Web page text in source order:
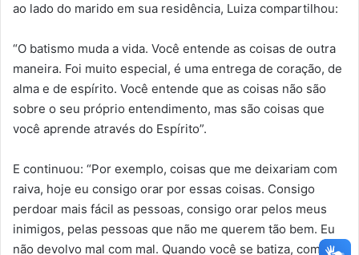
ao lado do marido em sua residência, Luiza compartilhou:
“O batismo muda a vida. Você entende as coisas de outra
maneira. Foi muito especial, é uma entrega de coração, de
alma e de espírito. Você entende que as coisas não são
sobre o seu próprio entendimento, mas são coisas que
você aprende através do Espírito”.
E continuou: “Por exemplo, coisas que me deixariam com
raiva, hoje eu consigo orar por essas coisas. Consigo
perdoar mais fácil as pessoas, consigo orar pelos meus
inimigos, pelas pessoas que não me querem tão bem. Eu
não devolvo mal com mal. Quando você se batiza, começa